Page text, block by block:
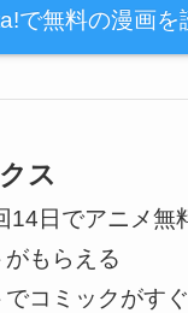
で無料の漫画を
ス
14日でアニメ無
もらえる
コミックがすぐ